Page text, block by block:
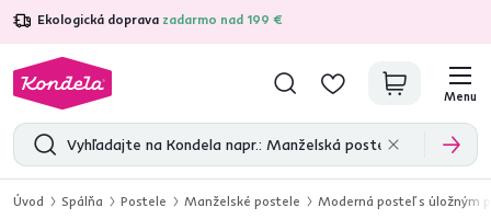
Ekologická doprava zadarmo nad 199 €
4,7 31 375overených produktových recenzií
Menu
Úvod Spálňa Postele Manželské postele Moderná posteľ s úložným